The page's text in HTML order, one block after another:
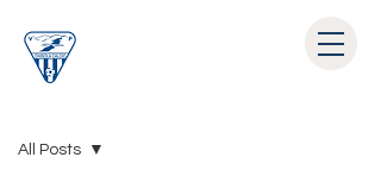
All Posts